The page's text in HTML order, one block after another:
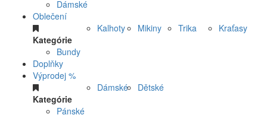
Dámské
Oblečení
Kategórie
Bundy
Kalhoty Mikiny Trika Kraťasy
Doplňky
Výprodej %
Kategórie
Pánské
Dámské Dětské